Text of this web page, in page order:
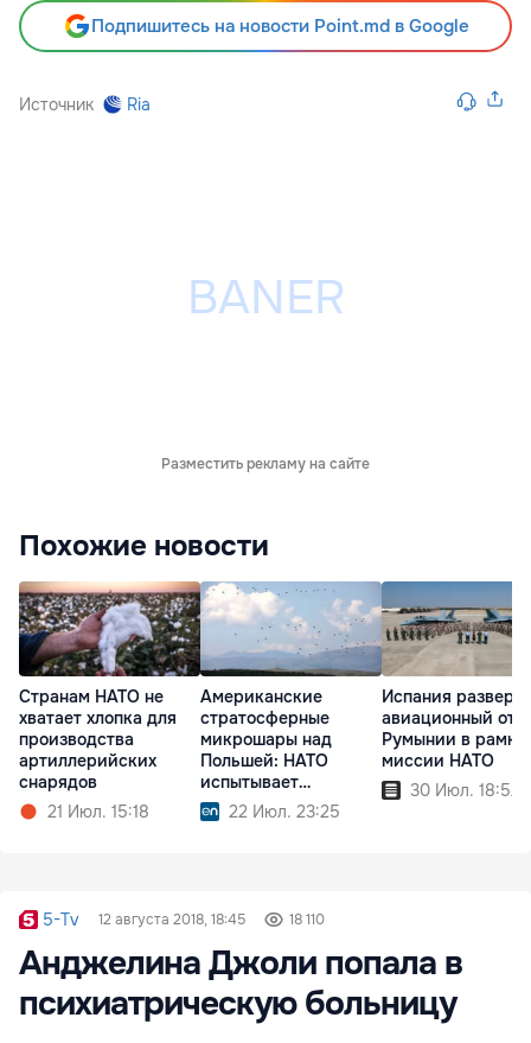
Подпишитесь на новости Point.md в Google
Источник Ria
Разместить рекламу на сайте
Похожие новости
Странам НАТО не
хватает хлопка для
производства
артиллерийских
снарядов
21 Июл. 15:18
Американские
стратосферные
микрошары над
Польшей: НАТО
испытывает
технологии будущего
22 Июл. 23:25
Испания
авиационный
Румынии в
миссии НАТО
30 Июл. 18:52
5-Tv 12 августа 2018, 18:45 18 110
Анджелина Джоли попала в
психиатрическую больницу